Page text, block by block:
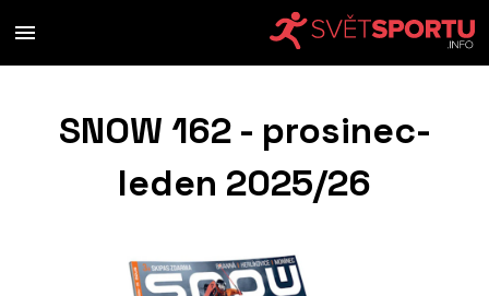
SNOW 162 - prosinec-
leden 2025/26